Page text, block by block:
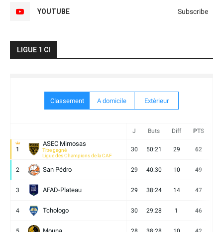
YOUTUBE Subscribe
LIGUE 1 CI
Classement A domicile Extèrieur
J Buts Diff PTS
1
ASEC Mimosas
Titre gagné
Ligue des Champions de la CAF
30 50:21 29 62
2 San Pédro 29 40:30 10 49
3 AFAD-Plateau 29 38:24 14 47
4 Tchologo 30 29:28 1 46